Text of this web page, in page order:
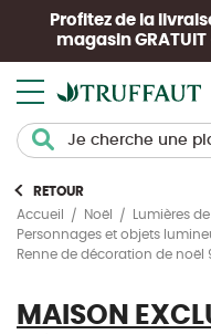
Profitez de la
magasin GRATUIT
RETOUR
Accueil
Noël
Lumières
Personnages et objets
Renne de décoration de noël
MAISON